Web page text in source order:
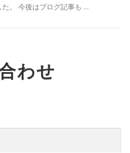
。 今後はブログ記事も …
わせ